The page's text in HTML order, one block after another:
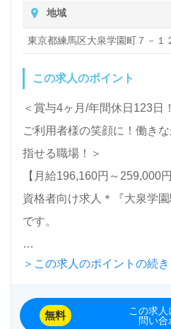
願いします。
のご厚意で、実際に働く職
いただきました！
求人エントリーの際、①職
希望日（複数候補日）を担
ください。
医療/福祉業界の正社員/パー
く＊
わせ/ご相談可能です。転職
除、洗濯など日常生活のサポー
地域
東京都練馬区大泉学園町７－１
この求人のポイント
＜賞与4ヶ月/年間休日123
ご利用者様の笑顔に！働き
指せる職場！＞
【月給196,160円～259,000
資格者向け求人＊『大泉学
です。
入所定員50名（従来型多床
運営です。職員数900名以
＞この求人のポイントの続
無料
この求
問い合